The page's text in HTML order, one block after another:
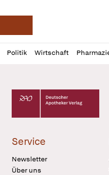
Deutsche
Politik Wirtschaft
Profil
öffnen
Daz
Pur
Deutscher Apotheker
Service
Newsletter
Über uns